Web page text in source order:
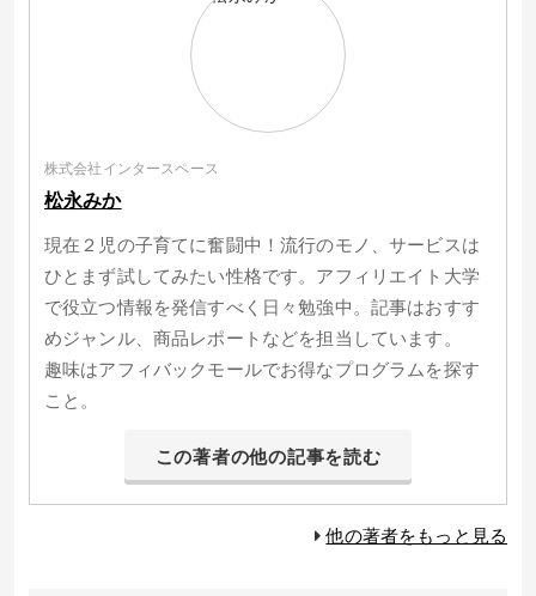
株式会社インタースペース
松永みか
現在２児の子育てに奮闘中！流行のモノ、サービスは
ひとまず試してみたい性格です。アフィリエイト大学
で役立つ情報を発信すべく日々勉強中。記事はおすす
めジャンル、商品レポートなどを担当しています。
趣味はアフィバックモールでお得なプログラムを探す
こと。
この著者の他の記事を読む
他の著者をもっと見る